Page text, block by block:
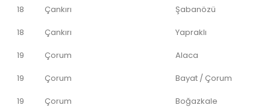
18 Çankırı
Şabanözü
18
Çankırı
Yapraklı
19
Çorum
Alaca
19
Çorum
Bayat / Çorum
19
Çorum
Boğazkale